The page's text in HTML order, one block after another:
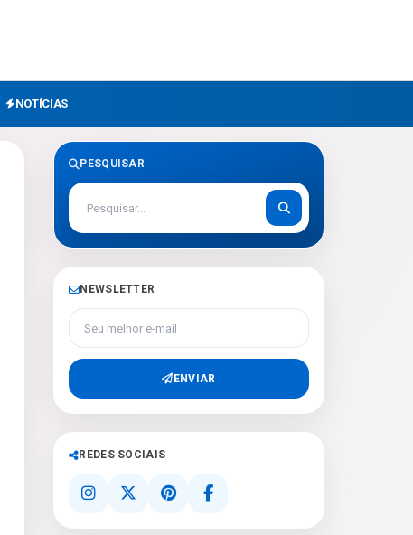
NOTÍCIAS
PESQUISAR
NEWSLETTER
Seu melhor e-mail
ENVIAR
REDES SOCIAIS